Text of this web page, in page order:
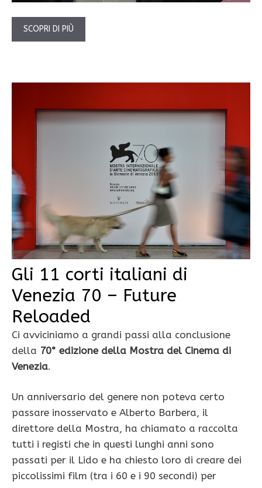
SCOPRI DI PIÙ
Gli 11 corti italiani di
Venezia 70 – Future
Reloaded
Ci avviciniamo a grandi passi alla conclusione
della 70° edizione della Mostra del Cinema di
Venezia.
Un anniversario del genere non poteva certo
passare inosservato e Alberto Barbera, il
direttore della Mostra, ha chiamato a raccolta
tutti i registi che in questi lunghi anni sono
passati per il Lido e ha chiesto loro di creare dei
piccolissimi film (tra i 60 e i 90 secondi) per